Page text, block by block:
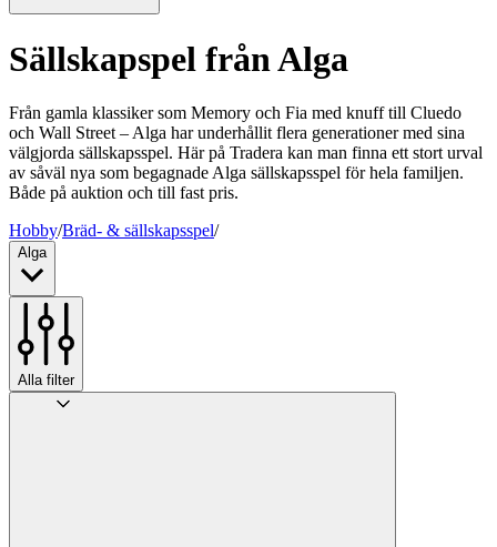
Sällskapspel från Alga
Från gamla klassiker som Memory och Fia med knuff till Cluedo
och Wall Street – Alga har underhållit flera generationer med sina
välgjorda sällskapsspel. Här på Tradera kan man finna ett stort urval
av såväl nya som begagnade Alga sällskapsspel för hela familjen.
Både på auktion och till fast pris.
Hobby/Bräd- & sällskapsspel/
Alga
Alla filter